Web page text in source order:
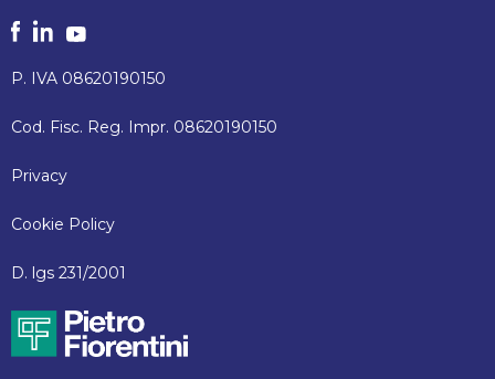
P. IVA 08620190150
Cod. Fisc. Reg. Impr. 08620190150
Privacy
Cookie Policy
D. lgs 231/2001